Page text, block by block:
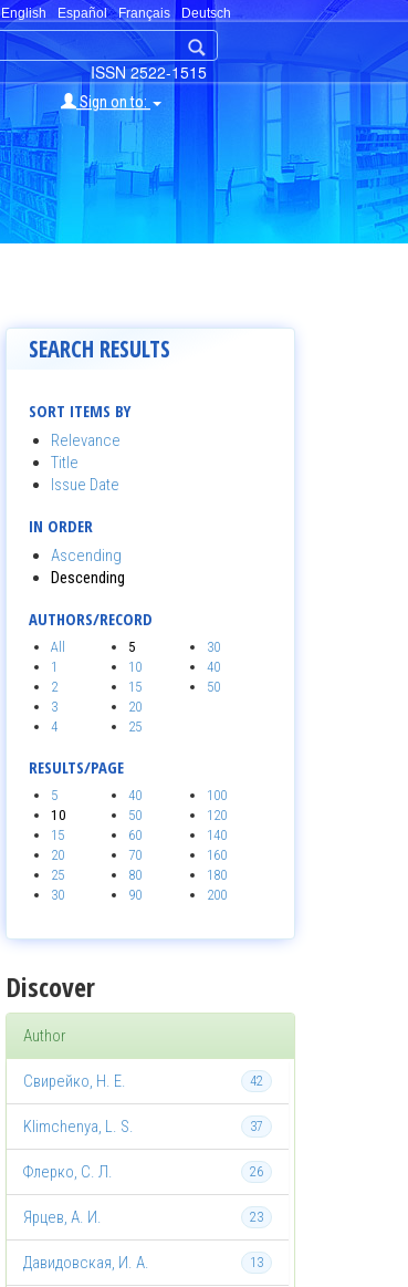
English Español Français Deutsch
ISSN 2522-1515
Sign on to:
SEARCH RESULTS
SORT ITEMS BY
Relevance
Title
Issue Date
IN ORDER
Ascending
Descending
AUTHORS/RECORD
All
1
2
3
4
5
10
15
20
25
30
40
50
RESULTS/PAGE
5
10
15
20
25
30
40
50
60
70
80
90
100
120
140
160
180
200
Discover
Author
42
Свирейко, Н. Е.
37
Klimchenya, L. S.
26
Флерко, С. Л.
23
Ярцев, А. И.
13
Давидовская, И. А.